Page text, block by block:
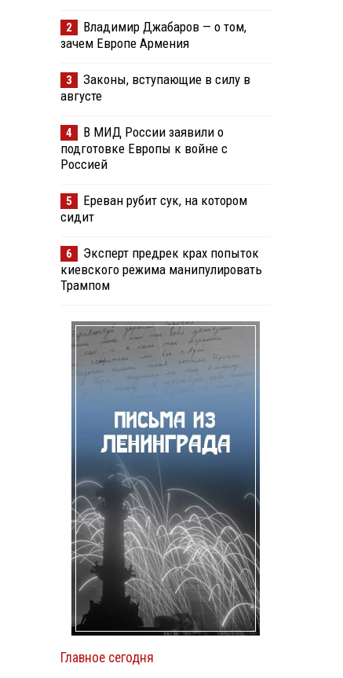
2
Владимир Джабаров — о том,
зачем Европе Армения
3
Законы, вступающие в силу в
августе
4
В МИД России заявили о
подготовке Европы к войне с
Россией
5
Ереван рубит сук, на котором
сидит
6
Эксперт предрек крах попыток
киевского режима манипулировать
Трампом
Главное сегодня